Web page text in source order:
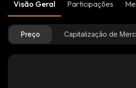
Visão Geral Participações
Preço Capitalização de